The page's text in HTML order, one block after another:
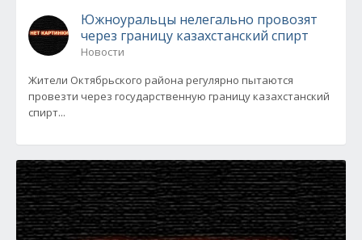
Южноуральцы нелегально провозят
через границу казахстанский спирт
Новости
Жители Октябрьского района регулярно пытаются
провезти через государственную границу казахстанский
спирт...